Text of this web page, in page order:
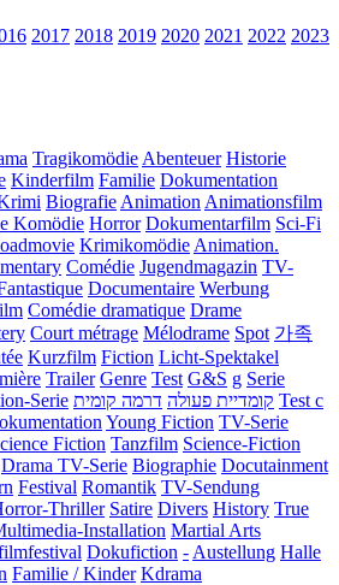
2017 2018 2019 2020 2021 2022 2023
Tragikomödie Abenteuer Historie
Kinderfilm Familie Dokumentation
Biografie Animation Animationsfilm
Komödie Horror Dokumentarfilm Sci-Fi
Krimikomödie Animation.
Comédie Jugendmagazin TV-
Documentaire Werbung
Comédie dramatique Drame
Court métrage Mélodrame Spot 가족
Kurzfilm Fiction Licht-Spektakel
Trailer Genre Test G&S g Serie
Serie קומדיית פעולה דרמה קומית
Test c
Young Fiction TV-Serie
Fiction Tanzfilm Science-Fiction
Drama TV-Serie Biographie Docutainment
Festival Romantik TV-Sendung
Thriller Satire Divers History True
Installation Martial Arts
Dokufiction - Austellung Halle
Familie / Kinder Kdrama